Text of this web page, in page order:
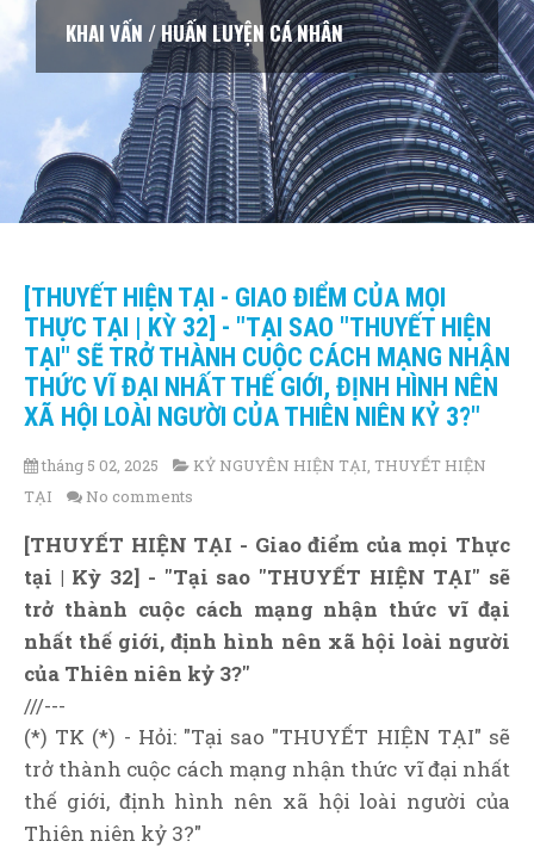
KHAI VẤN / HUẤN LUYỆN CÁ NHÂN
[THUYẾT HIỆN TẠI - GIAO ĐIỂM CỦA MỌI
THỰC TẠI | KỲ 32] - "TẠI SAO "THUYẾT HIỆN
TẠI" SẼ TRỞ THÀNH CUỘC CÁCH MẠNG NHẬN
THỨC VĨ ĐẠI NHẤT THẾ GIỚI, ĐỊNH HÌNH NÊN
XÃ HỘI LOÀI NGƯỜI CỦA THIÊN NIÊN KỶ 3?"
tháng 5 02, 2025 KỶ NGUYÊN HIỆN TẠI, THUYẾT HIỆN
TẠI
No comments
[THUYẾT HIỆN TẠI - Giao điểm của mọi Thực
tại | Kỳ 32] - "Tại sao "THUYẾT HIỆN TẠI" sẽ
trở thành cuộc cách mạng nhận thức vĩ đại
nhất thế giới, định hình nên xã hội loài người
của Thiên niên kỷ 3?"
///---
(*) TK (*) - Hỏi: "Tại sao "THUYẾT HIỆN TẠI" sẽ
trở thành cuộc cách mạng nhận thức vĩ đại nhất
thế giới, định hình nên xã hội loài người của
Thiên niên kỷ 3?"